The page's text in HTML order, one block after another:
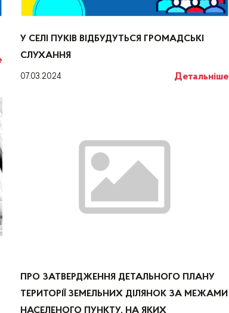
У СЕЛІ ПУКІВ ВІДБУДУТЬСЯ ГРОМАДСЬКІ
СЛУХАННЯ
07.03.2024 Детальніше
ПРО ЗАТВЕРДЖЕННЯ ДЕТАЛЬНОГО ПЛАНУ
ТЕРИТОРІЇ ЗЕМЕЛЬНИХ ДІЛЯНОК ЗА МЕЖАМИ
НАСЕЛЕНОГО ПУНКТУ, НА ЯКИХ